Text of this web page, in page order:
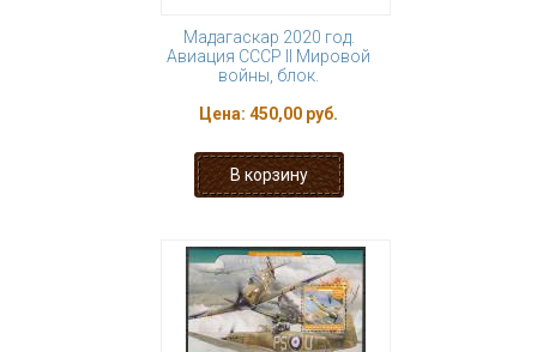
Мадагаскар 2020 год.
Авиация СССР II Мировой
войны, блок.
Цена: 450,00 руб.